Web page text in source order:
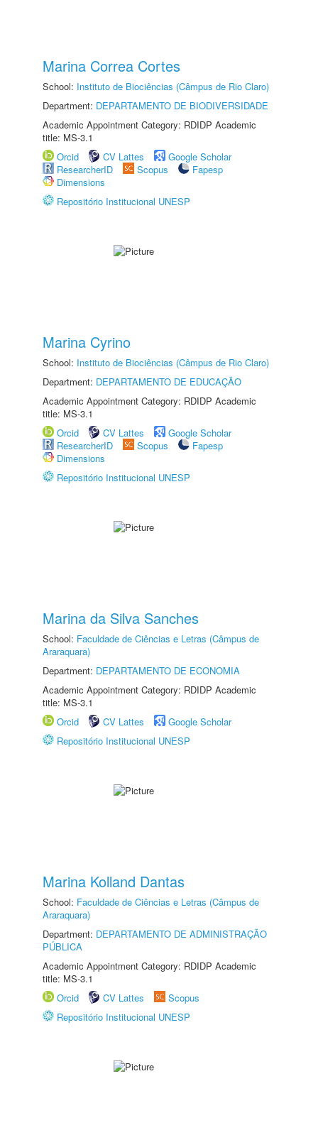
Marina Correa Cortes
School: Instituto de Biociências (Câmpus de Rio Claro)
Department: DEPARTAMENTO DE BIODIVERSIDADE
Academic Appointment Category: RDIDP Academic
title: MS-3.1
Orcid
CV Lattes
Google Scholar
ResearcherID
Scopus
Fapesp
Dimensions
Repositório Institucional UNESP
Marina Cyrino
School: Instituto de Biociências (Câmpus de Rio Claro)
Department: DEPARTAMENTO DE EDUCAÇÃO
Academic Appointment Category: RDIDP Academic
title: MS-3.1
Orcid
CV Lattes
Google Scholar
ResearcherID
Scopus
Fapesp
Dimensions
Repositório Institucional UNESP
Marina da Silva Sanches
School: Faculdade de Ciências e Letras (Câmpus de
Araraquara)
Department: DEPARTAMENTO DE ECONOMIA
Academic Appointment Category: RDIDP Academic
title: MS-3.1
Orcid
CV Lattes
Google Scholar
Repositório Institucional UNESP
Marina Kolland Dantas
School: Faculdade de Ciências e Letras (Câmpus de
Araraquara)
Department: DEPARTAMENTO DE ADMINISTRAÇÃO
PÚBLICA
Academic Appointment Category: RDIDP Academic
title: MS-3.1
Orcid
CV Lattes
Scopus
Repositório Institucional UNESP